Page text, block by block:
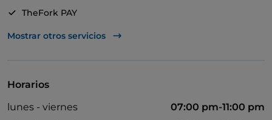
TheFork PAY
UnionPay via TheFork PAY
Mostrar otros servicios
Horarios
lunes - viernes
07:00 pm-11:00 pm